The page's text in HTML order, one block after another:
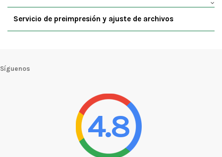
Servicio de preimpresión y ajuste de archivos
Síguenos
4.8